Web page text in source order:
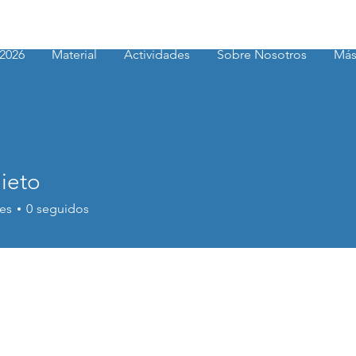
Material Actividades Sobre Nosotros Más
0 seguidos